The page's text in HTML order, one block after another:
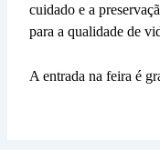
cuidado e a
para a qualidade de
A entrada na feira é